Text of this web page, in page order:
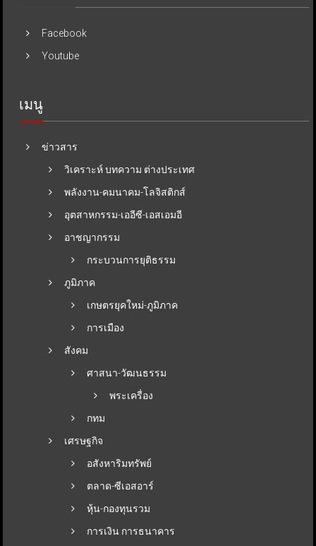
Facebook
Youtube
เมนู
ข่าวสาร
วิเคราะห์ บทความ ต่างประเทศ
พลังงาน-คมนาคม-โลจิสติกส์
อุตสาหกรรม-เออีซี-เอสเอมอี
อาชญากรรม
กระบวนการยุติธรรม
ภูมิภาค
เกษตรยุคใหม่-ภูมิภาค
การเมือง
สังคม
ศาสนา-วัฒนธรรม
พระเครื่อง
กทม
เศรษฐกิจ
อสังหาริมทรัพย์
ตลาด-ซีเอสอาร์
หุ้น-กองทุนรวม
การเงิน การธนาคาร